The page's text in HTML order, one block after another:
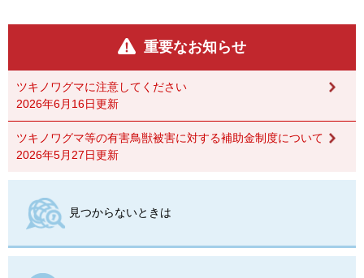
重要なお知らせ
ツキノワグマに注意してください
2026年6月16日更新
ツキノワグマ等の有害鳥獣被害に対する補助金制度について
2026年5月27日更新
見つからないときは